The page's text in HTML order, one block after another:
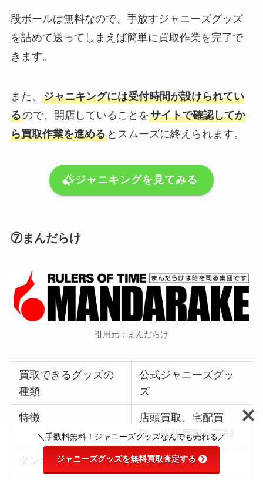
段ボールは無料なので、手放すジャニーズグッズ
を詰めて送ってしまえば簡単に買取作業を完了で
きます。
また、 ジャニキングには受付時間が設けられてい
るので、開店していることをサイトで確認してか
ら買取作業を進めるとスムーズに終えられます。
ジャニキングを見てみる
⑦まんだらけ
引用元：まんだらけ
買取できるグッズの
種類
公式ジャニーズグッ
ズ
特徴
店頭買取、宅配買
取、出張買取が可能
ダンボール 無料
＼手数料無料！ジャニーズグッズなんでも売れる／
ジャニーズグッズを無料買取査定する